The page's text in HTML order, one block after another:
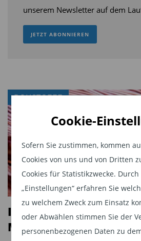
Cookie-
Sofern Sie zustimmen, kommen
Cookies von uns und von Dritten
Cookies für Statistikzwecke.
„Einstellungen“ erfahren Sie
zu welchem Zweck zum Einsatz
oder Abwählen stimmen Sie der
personenbezogenen Daten zu
unserem Newsletter auf dem
JETZT ABONNIEREN
ROHSTOFFE
Investmentchance
Metall für eine